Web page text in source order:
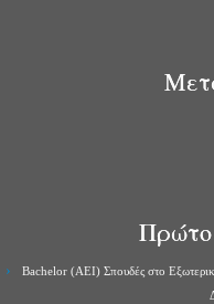
Πρώτο
Bachelor (ΑΕΙ) Σπουδές στο